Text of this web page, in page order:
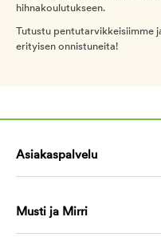
hihnakoulutukseen.
Tutustu pentutarvikkeisiimme
erityisen onnistuneita!
Asiakaspalvelu
Musti ja Mirri